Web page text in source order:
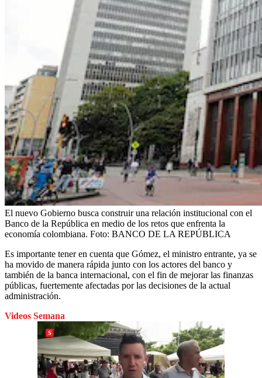
El nuevo Gobierno busca construir una relación institucional con el
Banco de la República en medio de los retos que enfrenta la
economía colombiana. Foto: BANCO DE LA REPÚBLICA
Es importante tener en cuenta que Gómez, el ministro entrante, ya se
ha movido de manera rápida junto con los actores del banco y
también de la banca internacional, con el fin de mejorar las finanzas
públicas, fuertemente afectadas por las decisiones de la actual
administración.
Videos Semana